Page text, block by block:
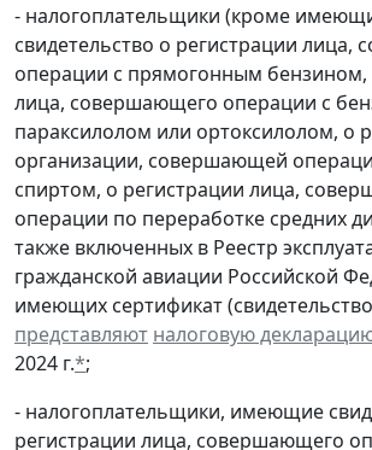
- налогоплательщики (кроме
свидетельство о регистрации лица,
операции с прямогонным бензином,
лица, совершающего операции с
параксилолом или ортоксилолом, о
организации, совершающей
спиртом, о регистрации лица,
операции по переработке средних
также включенных в Реестр
гражданской авиации Российской
имеющих сертификат
представляют налоговую
2024 г.*;
- налогоплательщики, имеющие
регистрации лица, совершающего